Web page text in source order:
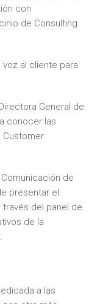
con
de Consulting
al cliente para
General de
conocer las
Customer
de
presentar el
del panel de
de la
a las